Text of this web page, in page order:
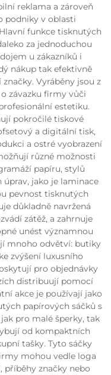
reklama a zároveň
podniky v oblasti
funkce tisknutých
za jednoduchou
u zákazníků i
nákup tak efektivně
Vyráběny jsou z
závazku firmy vůči
estetiku.
pokročilé tiskové
a digitální tisk,
a ostré vyobrazení
různé možnosti
papíru, stylů
jako je laminace
pevnost tisknutých
důkladně navržená
zátěž, a zahrnuje
unést významnou
mnoho odvětví: butiky
zvýšení luxusního
pro objednávky
distribuují pomocí
akce je používají jako
papírových sáčků s
pro malé šperky, tak
od kompaktních
tašky. Tyto sáčky
mohou vedle loga
značky nebo